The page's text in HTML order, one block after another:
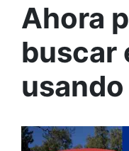
Ahora
buscar